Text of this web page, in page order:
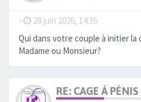
- 28 juin 2026, 14:36
Qui dans votre couple à initier la
Madame ou Monsieur?
RE: CAGE À